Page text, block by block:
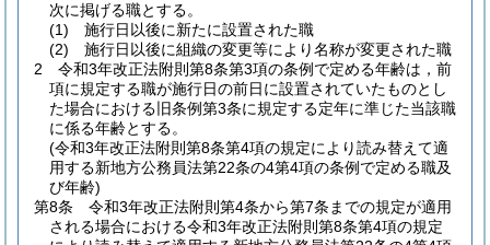
次に掲げる職とする。
(1)
施行日以後に新たに設置された職
(2)
施行日以後に組織の変更等により名称が変更された職
2
令和3年改正法附則第8条第3項の条例で定める年齢は，前
項に規定する職が施行日の前日に設置されていたものとし
た場合における旧条例第3条に規定する定年に準じた当該職
に係る年齢とする。
(令和3年改正法附則第8条第4項の規定により読み替えて適
用する新地方公務員法第22条の4第4項の条例で定める職及
び年齢)
第8条
令和3年改正法附則第4条から第7条までの規定が適用
される場合における令和3年改正法附則第8条第4項の規定